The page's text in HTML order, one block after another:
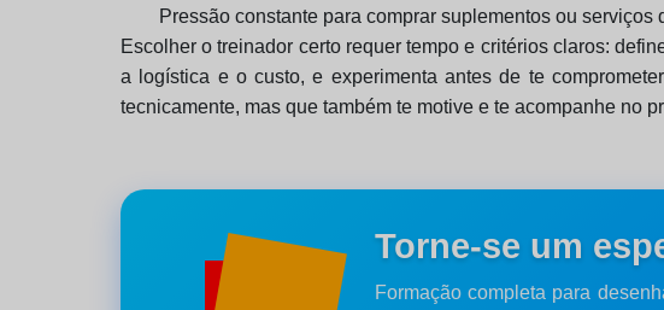
Pressão constante para comprar suplementos ou serviços
Escolher o treinador certo requer tempo e critérios claros:
a logística e o custo, e experimenta antes de te
tecnicamente, mas que também te motive e te acompanhe no
Torne-se um
Formação completa para